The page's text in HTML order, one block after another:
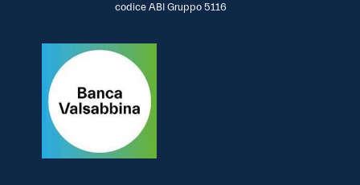
codice ABI Gruppo 5116